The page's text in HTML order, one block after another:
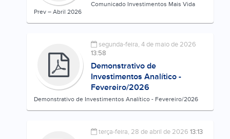
Comunicado Investimentos Mais Vida
Prev – Abril 2026
segunda-feira, 4 de maio de 2026
13:58
Demonstrativo de
Investimentos Analítico -
Fevereiro/2026
Demonstrativo de Investimentos Analítico - Fevereiro/2026
terça-feira, 28 de abril de 202613:13